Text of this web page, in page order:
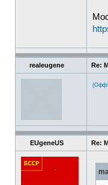
realeugene Re:
EUgeneUS Re: